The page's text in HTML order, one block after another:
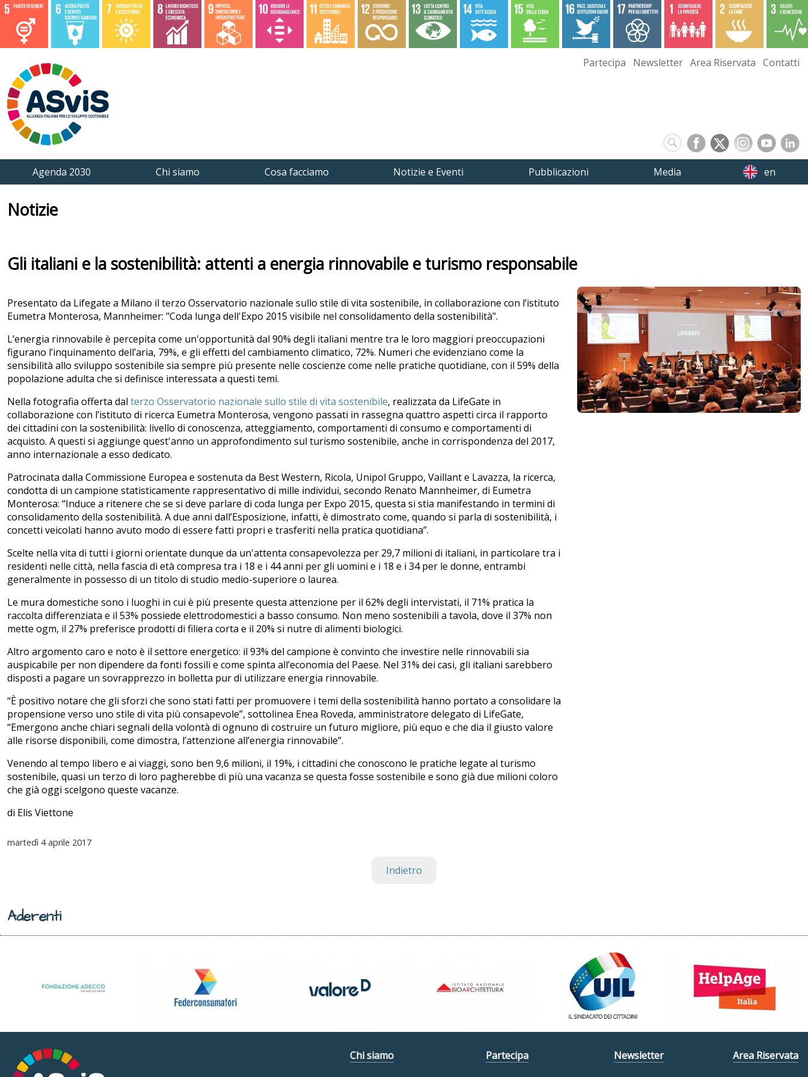
Partecipa Newsletter Area Riservata Contatti
Agenda 2030 Chi siamo Cosa facciamo Notizie e Eventi Pubblicazioni Media en
Notizie
Gli italiani e la sostenibilità: attenti a energia rinnovabile e turismo responsabile
Presentato da Lifegate a Milano il terzo Osservatorio nazionale sullo stile di vita sostenibile, in collaborazione con l’istituto
Eumetra Monterosa, Mannheimer: "Coda lunga dell'Expo 2015 visibile nel consolidamento della sostenibilità".
L’energia rinnovabile è percepita come un'opportunità dal 90% degli italiani mentre tra le loro maggiori preoccupazioni
figurano l’inquinamento dell’aria, 79%, e gli effetti del cambiamento climatico, 72%. Numeri che evidenziano come la
sensibilità allo sviluppo sostenibile sia sempre più presente nelle coscienze come nelle pratiche quotidiane, con il 59% della
popolazione adulta che si definisce interessata a questi temi.
Nella fotografia offerta dal terzo Osservatorio nazionale sullo stile di vita sostenibile, realizzata da LifeGate in
collaborazione con l’istituto di ricerca Eumetra Monterosa, vengono passati in rassegna quattro aspetti circa il rapporto
dei cittadini con la sostenibilità: livello di conoscenza, atteggiamento, comportamenti di consumo e comportamenti di
acquisto. A questi si aggiunge quest'anno un approfondimento sul turismo sostenibile, anche in corrispondenza del 2017,
anno internazionale a esso dedicato.
Patrocinata dalla Commissione Europea e sostenuta da Best Western, Ricola, Unipol Gruppo, Vaillant e Lavazza, la ricerca,
condotta di un campione statisticamente rappresentativo di mille individui, secondo Renato Mannheimer, di Eumetra
Monterosa: “Induce a ritenere che se si deve parlare di coda lunga per Expo 2015, questa si stia manifestando in termini di
consolidamento della sostenibilità. A due anni dall’Esposizione, infatti, è dimostrato come, quando si parla di sostenibilità, i
concetti veicolati hanno avuto modo di essere fatti propri e trasferiti nella pratica quotidiana”.
Scelte nella vita di tutti i giorni orientate dunque da un'attenta consapevolezza per 29,7 milioni di italiani, in particolare tra i
residenti nelle città, nella fascia di età compresa tra i 18 e i 44 anni per gli uomini e i 18 e i 34 per le donne, entrambi
generalmente in possesso di un titolo di studio medio-superiore o laurea.
Le mura domestiche sono i luoghi in cui è più presente questa attenzione per il 62% degli intervistati, il 71% pratica la
raccolta differenziata e il 53% possiede elettrodomestici a basso consumo. Non meno sostenibili a tavola, dove il 37% non
mette ogm, il 27% preferisce prodotti di filiera corta e il 20% si nutre di alimenti biologici.
Altro argomento caro e noto è il settore energetico: il 93% del campione è convinto che investire nelle rinnovabili sia
auspicabile per non dipendere da fonti fossili e come spinta all’economia del Paese. Nel 31% dei casi, gli italiani sarebbero
disposti a pagare un sovrapprezzo in bolletta pur di utilizzare energia rinnovabile.
“È positivo notare che gli sforzi che sono stati fatti per promuovere i temi della sostenibilità hanno portato a consolidare la
propensione verso uno stile di vita più consapevole”, sottolinea Enea Roveda, amministratore delegato di LifeGate,
“Emergono anche chiari segnali della volontà di ognuno di costruire un futuro migliore, più equo e che dia il giusto valore
alle risorse disponibili, come dimostra, l’attenzione all’energia rinnovabile”.
Venendo al tempo libero e ai viaggi, sono ben 9,6 milioni, il 19%, i cittadini che conoscono le pratiche legate al turismo
sostenibile, quasi un terzo di loro pagherebbe di più una vacanza se questa fosse sostenibile e sono già due milioni coloro
che già oggi scelgono queste vacanze.
di Elis Viettone
martedì 4 aprile 2017
Indietro
Aderenti
Chi siamo Partecipa Newsletter Area Riservata